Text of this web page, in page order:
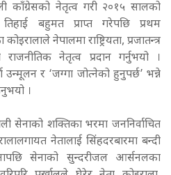
काँग्रेसको नेतृत्व गरी २०१५ सालको
बहुमत प्राप्त गरेपछि प्रथम
नेपालमा राष्ट्रियता, प्रजातन्त्र
नेतृत्व प्रदान गर्नुभयो ।
उन्मूलन र ‘जग्गा जोत्नेको हुनुपर्छ’ भन्ने
।
सेनाको शक्तिका भरमा जननिर्वाचित
नेतालाई सिंहदरबारमा बन्दी
सेनाको सुन्दरीजल आर्सनलका